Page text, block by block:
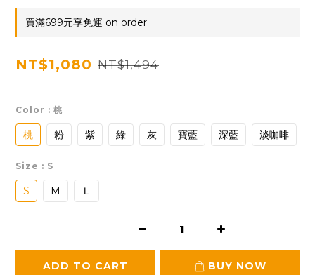
買滿699元享免運 on order
NT$1,080 NT$1,494
Color : 桃
桃 粉 紫 綠 灰 寶藍 深藍 淡咖啡
Size : S
S M Ｌ
ADD TO CART BUY NOW